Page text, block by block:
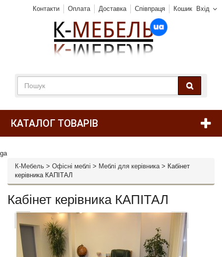
Вхід
Контакти Оплата Доставка Співпраця Кошик
КАТАЛОГ ТОВАРІВ
ga
К-Мебель > Офісні меблі > Меблі для керівника> Кабінет
керівника КАПІТАЛ
Кабінет керівника КАПІТАЛ